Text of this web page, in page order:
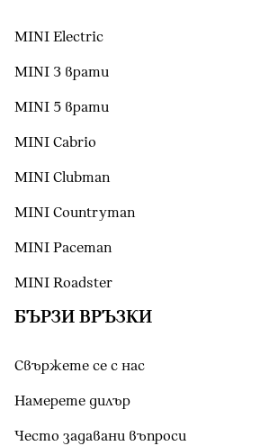
MINI Electric
MINI 3 врати
MINI 5 врати
MINI Cabrio
MINI Clubman
MINI Countryman
MINI Paceman
MINI Roadster
БЪРЗИ ВРЪЗКИ
Свържете се с нас
Намерете дилър
Често задавани въпроси